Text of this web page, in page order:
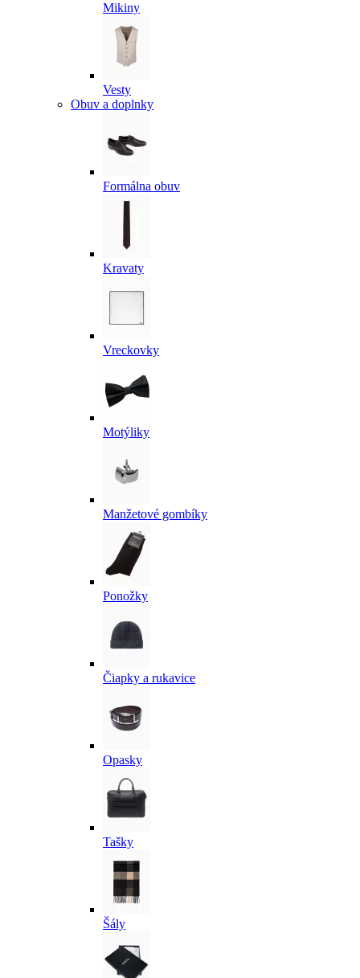
Mikiny
Vesty
Obuv a doplnky
Formálna obuv
Kravaty
Vreckovky
Motýliky
Manžetové gombíky
Ponožky
Čiapky a rukavice
Opasky
Tašky
Šály